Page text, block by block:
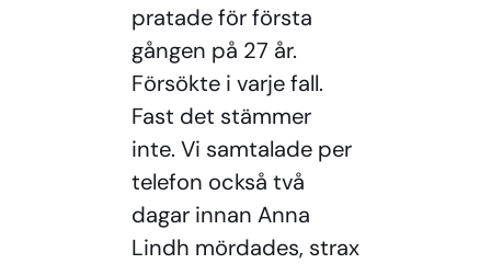
pratade för första
gången på 27 år.
Försökte i varje fall.
Fast det stämmer
inte. Vi samtalade per
telefon också två
dagar innan Anna
Lindh mördades, strax